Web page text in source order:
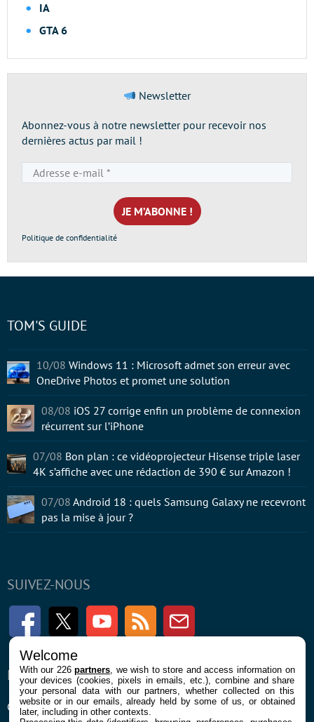
IA
GTA 6
Newsletter
Abonnez-vous à notre newsletter pour recevoir nos
dernières actus par mail !
e-
mail
*
Politique de confidentialité
SUIVEZ-NOUS
FacebookTwitter Youtube RSS Newsletter
ENTREPRISE
Confidentialité et Cookies
À PROPOS
Contact
TOM'S GUIDE
10/08 Windows 11 : Microsoft admet son erreur avec
OneDrive Photos et promet une solution
08/08 iOS 27 corrige enfin un problème de connexion
récurrent sur l’iPhone
07/08 Bon plan : ce vidéoprojecteur Hisense triple laser
4K s’affiche avec une rédaction de 390 € sur Amazon !
07/08 Android 18 : quels Samsung Galaxy ne recevront
pas la mise à jour ?
Welcome
With our 226partners , we wish to store and access information on
your devices (cookies, pixels in emails, etc.), combine and share
your personal data with our partners, whether collected on this
website or in our emails, already held by some of us, or obtained
later, including in other contexts.